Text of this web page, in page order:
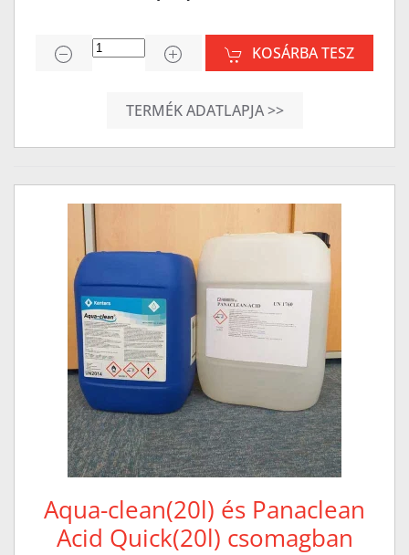
KOSÁRBA TESZ
TERMÉK ADATLAPJA >>
Aqua-clean(20l) és Panaclean
Acid Quick(20l) csomagban